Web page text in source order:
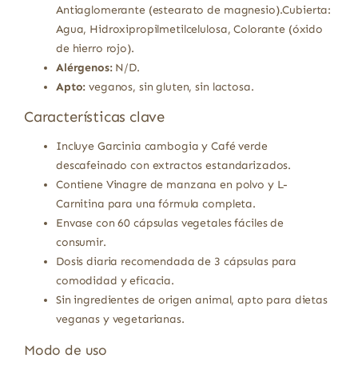
Antiaglomerante (estearato de magnesio).Cubierta:
Agua, Hidroxipropilmetilcelulosa, Colorante (óxido
de hierro rojo).
Alérgenos:N/D.
Apto: veganos, sin gluten, sin lactosa.
Características clave
Incluye Garcinia cambogia y Café verde
descafeinado con extractos estandarizados.
Contiene Vinagre de manzana en polvo y L-
Carnitina para una fórmula completa.
Envase con 60 cápsulas vegetales fáciles de
consumir.
Dosis diaria recomendada de 3 cápsulas para
comodidad y eficacia.
Sin ingredientes de origen animal, apto para dietas
veganas y vegetarianas.
Modo de uso